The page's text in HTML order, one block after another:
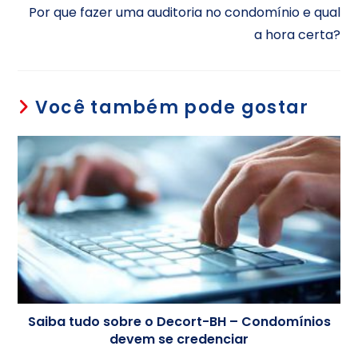
Por que fazer uma auditoria no condomínio e qual
a hora certa?
Você também pode gostar
Saiba tudo sobre o Decort-BH – Condomínios
devem se credenciar